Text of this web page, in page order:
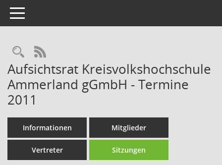
Toggle navigation
Rechercheauswahl
RSS-Feed
Aufsichtsrat Kreisvolkshochschule
Ammerland gGmbH - Termine
2011
Informationen Mitglieder
Vertreter Sitzungen